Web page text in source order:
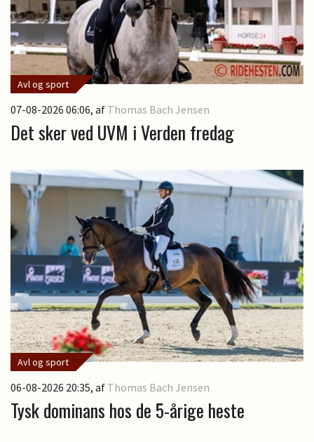
Avl og sport
07-08-2026 06:06, af Thomas Bach Jensen
Det sker ved UVM i Verden fredag
Avl og sport
06-08-2026 20:35, af Thomas Bach Jensen
Tysk dominans hos de 5-årige heste